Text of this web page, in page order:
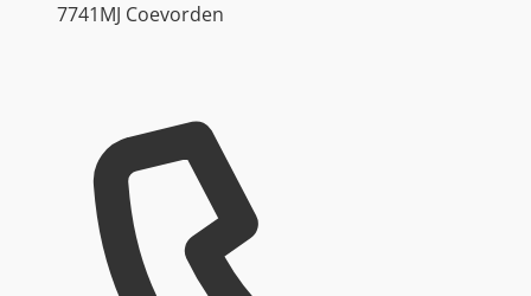
7741MJ Coevorden